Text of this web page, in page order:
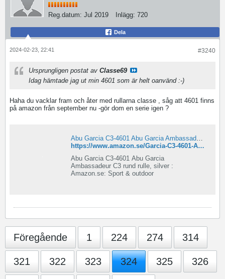
Reg.datum: Jul 2019 Inlägg: 720
Dela
#3240
2024-02-23, 22:41
Ursprungligen postat av Classe69
Idag hämtade jag ut min 4601 som är helt oanvänd :-)
Haha du vacklar fram och åter med rullarna classe , såg att 4601 finns
på amazon från september nu -gör dom en serie igen ?
https://www.amazon.se/Garcia-C3-4601-Ambassadeur-rulle-silver/dp/B00FPR2JTI/ref=mp_s_a_1_1?crid=1G2K2SXRPOBS4&dib=eyJ2IjoiMSJ9.LEfKoxOyD-4KzxYFz-lrmZ03wech7RCOH9-HtfWKVEZQ-7QaqgqUy1DbfYievodGW7sLEswgb0a9t3_SC5yrUJKDg51fSaGThAJ__tAY7k9dFnRXNec2craeuaW628oYR9fa8DTOfXdcH5Yubp2SHULP2Bm9NfReEsJlZ7-u3yaLdw5QMTCoq0rlmU2oI9eQP7-jNXahL7_xMjWF6bZKrw.NyY5jurAWxCLegIU6OLOw-vmu-O7sbqgHMrdFjKKz5c&dib_tag=se&keywords=ambassadeur+4601&qid=1708724517&sprefix=ambassadeur+4601%2Caps%2C103&sr=8-1
Abu Garcia C3-4601 Abu Garcia
Ambassadeur C3 rund rulle, silver :
Amazon.se: Sport & outdoor
Föregående 1 224 274 314
321 322 323 324 325 326